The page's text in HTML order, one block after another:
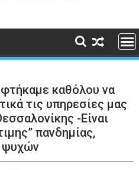
καθόλου να
τις υπηρεσίες μας
-Είναι
πανδημίας,
ψυχών